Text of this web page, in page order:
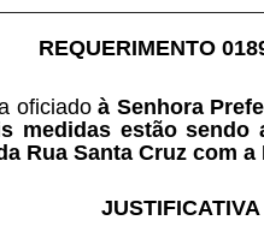
REQUERIMENTO
oficiado à Senhora
medidas estão
Rua Santa Cruz com
JUSTIFICATIVA